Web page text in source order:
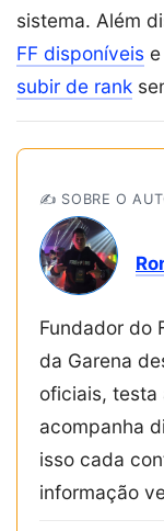
sistema. Além
FF disponíveis
subir de rank
✍️ SOBRE O
Fundador do
da Garena
oficiais, testa
acompanha
isso cada
informação